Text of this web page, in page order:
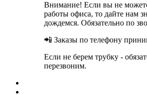
Внимание! Если вы не
работы офиса, то дайте нам
дождемся. Обязательно по
📲 Заказы по телефону
Если не берем трубку -
перезвоним.